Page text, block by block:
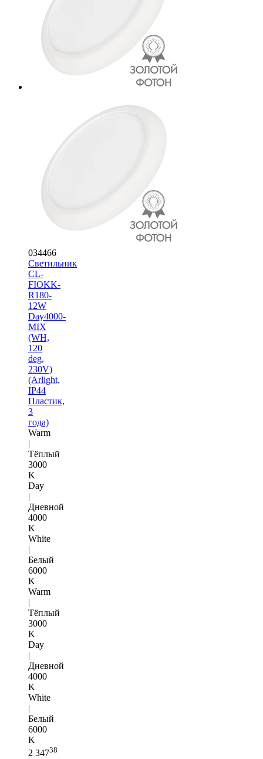
034466
Светильник
CL-
FIOKK-
R180-
12W
Day4000-
MIX
(WH,
120
deg,
230V)
(Arlight,
IP44
Пластик,
3
года)
Warm
|
Тёплый
3000
K
Day
|
Дневной
4000
K
White
|
Белый
6000
K
Warm
|
Тёплый
3000
K
Day
|
Дневной
4000
K
White
|
Белый
6000
K
2 34738